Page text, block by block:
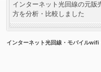
インターネット光回線の元販
方を分析・比較しました
インターネット光回線・モバイル